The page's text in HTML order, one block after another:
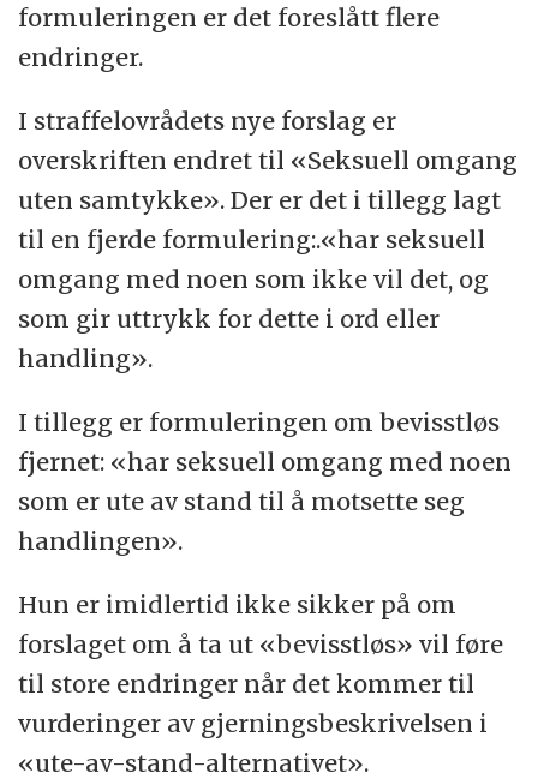
formuleringen er det foreslått flere
endringer.
I straffelovrådets nye forslag er
overskriften endret til «Seksuell omgang
uten samtykke». Der er det i tillegg lagt
til en fjerde formulering:.«har seksuell
omgang med noen som ikke vil det, og
som gir uttrykk for dette i ord eller
handling».
I tillegg er formuleringen om bevisstløs
fjernet: «har seksuell omgang med noen
som er ute av stand til å motsette seg
handlingen».
Hun er imidlertid ikke sikker på om
forslaget om å ta ut «bevisstløs» vil føre
til store endringer når det kommer til
vurderinger av gjerningsbeskrivelsen i
«ute-av-stand-alternativet».